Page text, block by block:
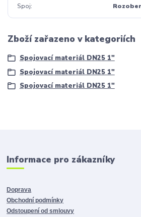
Spoj
Zboží zařazeno v kategoriích
Spojovací materiál DN25 1"
Spojovací materiál DN25 1"
Spojovací materiál DN25 1"
Informace pro zákazníky
Doprava
Obchodní podmínky
Odstoupení od smlouvy